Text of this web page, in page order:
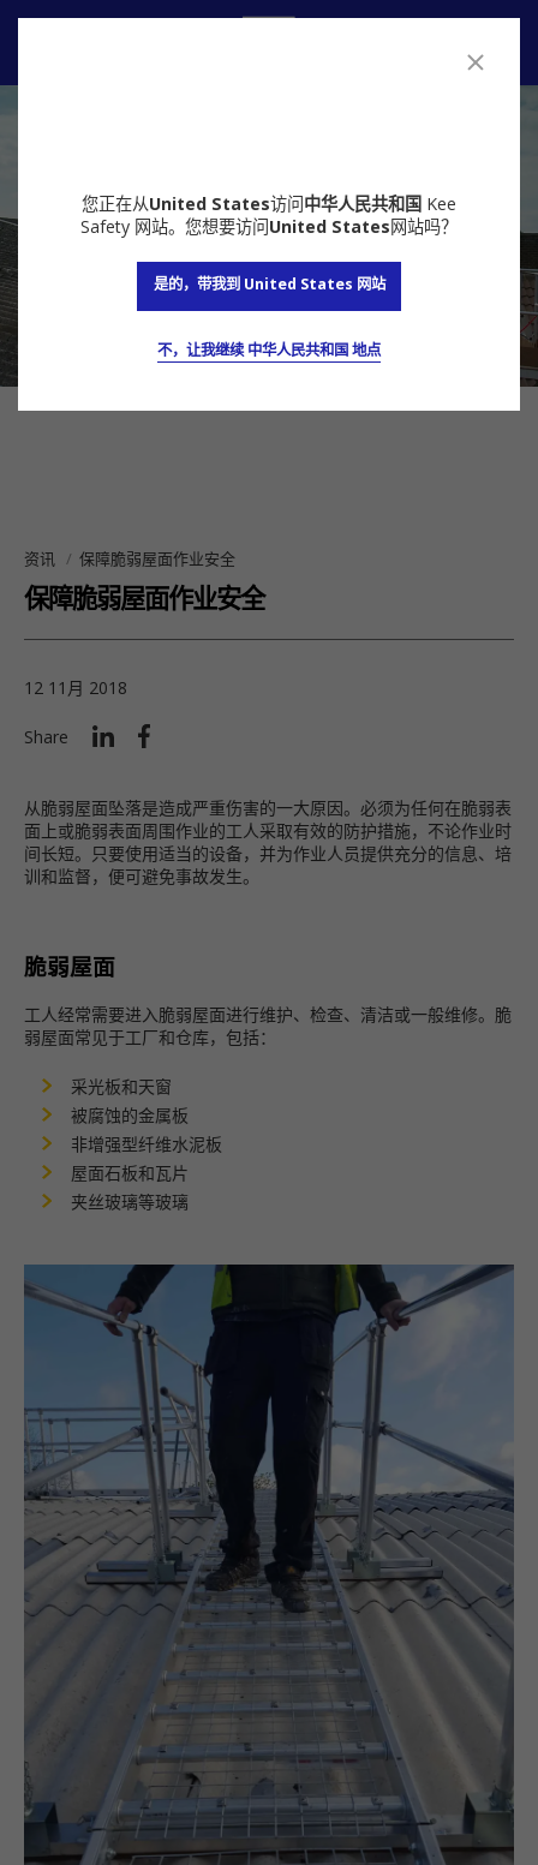
您正在从United States访问中华人民共和国 Kee
Safety 网站。您想要访问United States网站吗？
是的，带我到 United States 网站
不，让我继续 中华人民共和国 地点
资讯 保障脆弱屋面作业安全
保障脆弱屋面作业安全
12 11月 2018
Share
从脆弱屋面坠落是造成严重伤害的一大原因。必须为任何在脆弱表
面上或脆弱表面周围作业的工人采取有效的防护措施，不论作业时
间长短。只要使用适当的设备，并为作业人员提供充分的信息、培
训和监督，便可避免事故发生。
脆弱屋面
工人经常需要进入脆弱屋面进行维护、检查、清洁或一般维修。脆
弱屋面常见于工厂和仓库，包括：
采光板和天窗
被腐蚀的金属板
非增强型纤维水泥板
屋面石板和瓦片
夹丝玻璃等玻璃